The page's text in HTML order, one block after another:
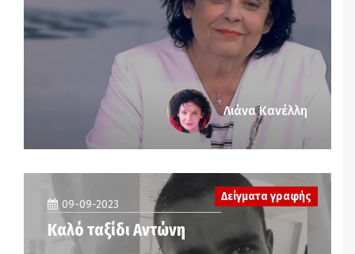
Λιάνα Κανέλλη
09-09-2023
Καλό ταξίδι Αντώνη
Δείγματα γραφής